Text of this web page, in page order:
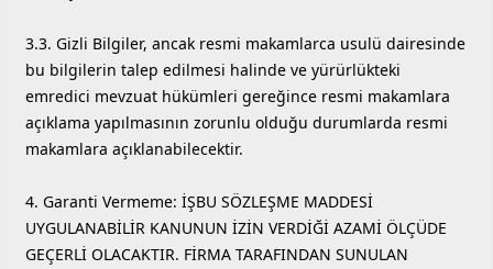
3.3. Gizli Bilgiler, ancak resmi makamlarca usulü dairesinde
bu bilgilerin talep edilmesi halinde ve yürürlükteki
emredici mevzuat hükümleri gereğince resmi makamlara
açıklama yapılmasının zorunlu olduğu durumlarda resmi
makamlara açıklanabilecektir.
4. Garanti Vermeme: İŞBU SÖZLEŞME MADDESİ
UYGULANABİLİR KANUNUN İZİN VERDİĞİ AZAMİ ÖLÇÜDE
GEÇERLİ OLACAKTIR. FİRMA TARAFINDAN SUNULAN